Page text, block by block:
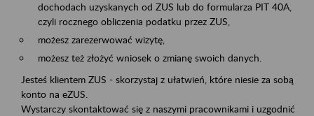
dochodach uzyskanych od ZUS lub do formularza PIT 40A,
czyli rocznego obliczenia podatku przez ZUS,
możesz zarezerwować wizytę,
możesz też złożyć wniosek o zmianę swoich danych.
Jesteś klientem ZUS - skorzystaj z ułatwień, które niesie za sobą
konto na eZUS.
Wystarczy skontaktować się z naszymi pracownikami i uzgodnić